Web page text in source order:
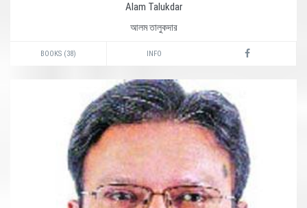
Alam Talukdar
আলম তালুকদার
BOOKS (38) INFO